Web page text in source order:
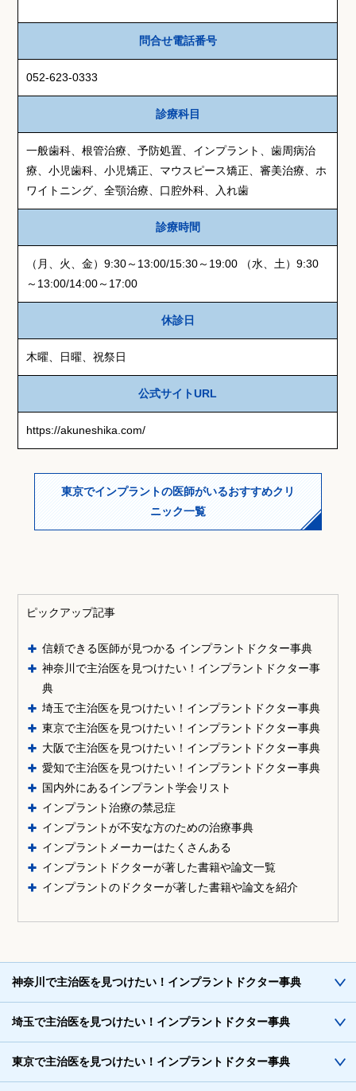
問合せ電話番号
052-623-0333
診療科目
一般歯科、根管治療、予防処置、インプラント、歯周病治
療、小児歯科、小児矯正、マウスピース矯正、審美治療、ホ
ワイトニング、全顎治療、口腔外科、入れ歯
診療時間
（月、火、金）9:30～13:00/15:30～19:00 （水、土）9:30
～13:00/14:00～17:00
休診日
木曜、日曜、祝祭日
公式サイトURL
https://akuneshika.com/
東京でインプラントの医師がいるおすすめクリ
ニック一覧
ピックアップ記事
信頼できる医師が見つかる インプラントドクター事典
神奈川で主治医を見つけたい！インプラントドクター事
典
埼玉で主治医を見つけたい！インプラントドクター事典
東京で主治医を見つけたい！インプラントドクター事典
大阪で主治医を見つけたい！インプラントドクター事典
愛知で主治医を見つけたい！インプラントドクター事典
国内外にあるインプラント学会リスト
インプラント治療の禁忌症
インプラントが不安な方のための治療事典
インプラントメーカーはたくさんある
インプラントドクターが著した書籍や論文一覧
インプラントのドクターが著した書籍や論文を紹介
神奈川で主治医を見つけたい！インプラントドクター事典
埼玉で主治医を見つけたい！インプラントドクター事典
東京で主治医を見つけたい！インプラントドクター事典